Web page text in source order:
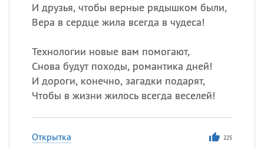
И друзья, чтобы верные рядышком были,
Вера в сердце жила всегда в чудеса!
Технологии новые вам помогают,
Снова будут походы, романтика дней!
И дороги, конечно, загадки подарят,
Чтобы в жизни жилось всегда веселей!
Открытка 225